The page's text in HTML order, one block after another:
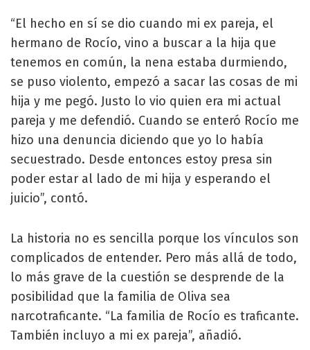
“El hecho en sí se dio cuando mi ex pareja, el
hermano de Rocío, vino a buscar a la hija que
tenemos en común, la nena estaba durmiendo,
se puso violento, empezó a sacar las cosas de mi
hija y me pegó. Justo lo vio quien era mi actual
pareja y me defendió. Cuando se enteró Rocío me
hizo una denuncia diciendo que yo lo había
secuestrado. Desde entonces estoy presa sin
poder estar al lado de mi hija y esperando el
juicio”, contó.
La historia no es sencilla porque los vínculos son
complicados de entender. Pero más allá de todo,
lo más grave de la cuestión se desprende de la
posibilidad que la familia de Oliva sea
narcotraficante. “La familia de Rocío es traficante.
También incluyo a mi ex pareja”, añadió.